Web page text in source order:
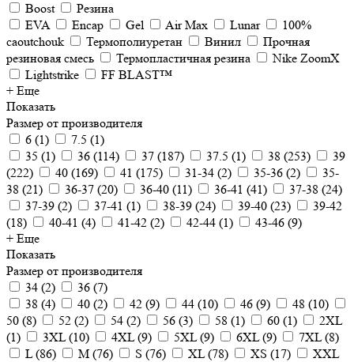
Boost
Резина
EVA
Encap Gel Air Max Lunar
100%
caoutchouk
Термополиуретан Винил
Прочная
резиновая смесь
Термопластичная резина
Nike ZoomX
Lightstrike
FF BLAST™
+ Еще
Показать
Размер от производителя
6 (1) 7.5 (1)
35 (1) 36 (114) 37 (187) 37.5 (1) 38 (253)
39
(222) 40 (169) 41 (175) 31-34 (2) 35-36 (2)
35-
38 (21) 36-37 (20) 36-40 (11) 36-41 (41) 37-38 (24)
37-39 (2) 37-41 (1) 38-39 (24) 39-40 (23)
39-42
(18) 40-41 (4) 41-42 (2) 42-44 (1) 43-46 (9)
+ Еще
Показать
Размер от производителя
34 (2) 36 (7)
38 (4) 40 (2) 42 (9) 44 (10) 46 (9) 48 (10)
50 (8) 52 (2) 54 (2) 56 (3) 58 (1) 60 (1)
2XL
(1) 3XL(10) 4XL(9) 5XL(9) 6XL(9) 7XL(8)
L(86) M (76) S (76) XL(78) XS (17)
XXL